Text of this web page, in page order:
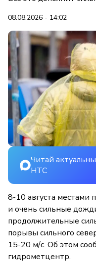
08.08.2026 - 14:02
Читай
НТС
8-10 августа местами
и очень сильные
продолжительные
порывы сильного
15-20 м/с. Об этом
гидрометцентр.